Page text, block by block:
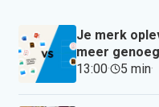
Je merk
meer
13:00· 5 min·